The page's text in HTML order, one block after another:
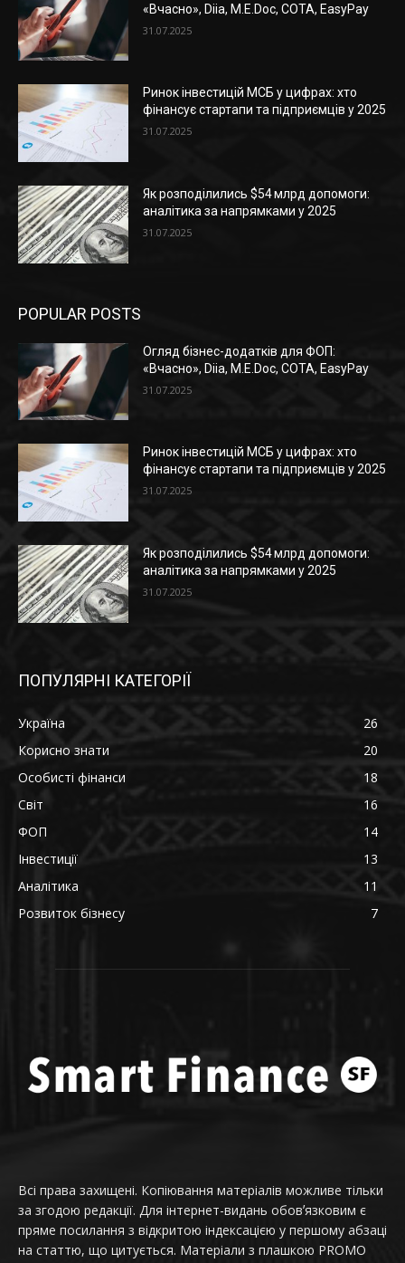
«Вчасно», Diia, M.E.Doc, СОТА, EasyPay
31.07.2025
Ринок інвестицій МСБ у цифрах: хто
фінансує стартапи та підприємців у 2025
31.07.2025
Як розподілились $54 млрд допомоги:
аналітика за напрямками у 2025
31.07.2025
POPULAR POSTS
Огляд бізнес-додатків для ФОП:
«Вчасно», Diia, M.E.Doc, СОТА, EasyPay
31.07.2025
Ринок інвестицій МСБ у цифрах: хто
фінансує стартапи та підприємців у 2025
31.07.2025
Як розподілились $54 млрд допомоги:
аналітика за напрямками у 2025
31.07.2025
ПОПУЛЯРНІ КАТЕГОРІЇ
Україна
26
Корисно знати
20
Особисті фінанси
18
Світ
16
ФОП
14
Інвестиції
13
Аналітика
11
Розвиток бізнесу
7
Всі права захищені. Копіювання матеріалів можливе тільки
за згодою редакції. Для інтернет-видань обовʼязковим є
пряме посилання з відкритою індексацією у першому абзаці
на статтю, що цитується. Матеріали з плашкою PROMO